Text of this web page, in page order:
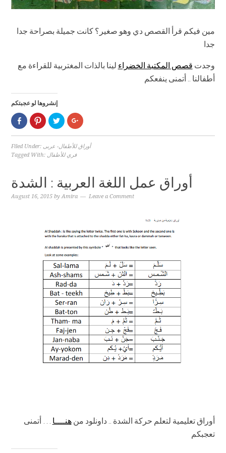
مين فيكم قرأ القصص دي وهو صغير؟ كانت جميلة بصراحة جدا
جدا
وجدت قصص المكتبة الخضراء لينا بالذات المغتربية للقراءة مع
أطفالنا .. أتمنى ينفعكم
إنشروها لو عجبتكم
Click
to
on
Facebook
(Opens
in
Click
to
on
Pinterest
(Opens
in
Click
to
on
Twitter
(Opens
in
Click
to
on
Google+
(Opens
Filed Under: أوراق للأطفال- عربى
Tagged With: فري للأطفال
أوراق عمل اللغة العربية : الشدة
August 16, 2015 byAmira Leave a Comment
أوراق تعليمية لتعلم حركة الشدة .. داونلود منهنــــا … أتمنى
تعجبكم